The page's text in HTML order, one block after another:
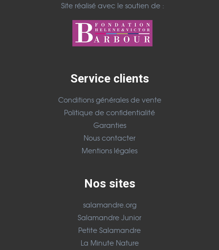
Site réalisé avec le soutien de :
Service clients
Conditions générales de vente
Politique de confidentialité
Garanties
Nous contacter
Mentions légales
Nos sites
salamandre.org
Salamandre Junior
Petite Salamandre
La Minute Nature